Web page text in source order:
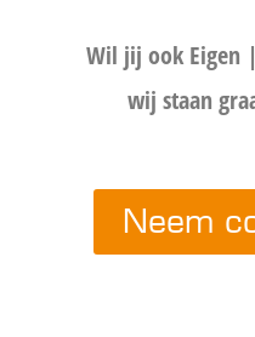
Wil jij ook Eigen
wij staan
Neem